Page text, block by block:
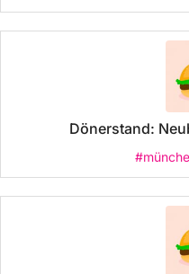
Dönerstand: